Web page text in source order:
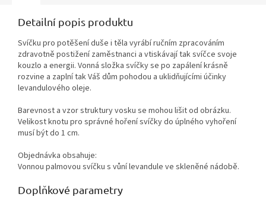
Detailní popis produktu
Svíčku pro potěšení duše i těla vyrábí ručním zpracováním
zdravotně postižení zaměstnanci a vtiskávají tak svíčce svoje
kouzlo a energii. Vonná složka svíčky se po zapálení krásně
rozvine a zaplní tak Váš dům pohodou a uklidňujícími účinky
levandulového oleje.
Barevnost a vzor struktury vosku se mohou lišit od obrázku.
Velikost knotu pro správné hoření svíčky do úplného vyhoření
musí být do 1 cm.
Objednávka obsahuje:
Vonnou palmovou svíčku s vůní levandule ve skleněné nádobě.
Doplňkové parametry